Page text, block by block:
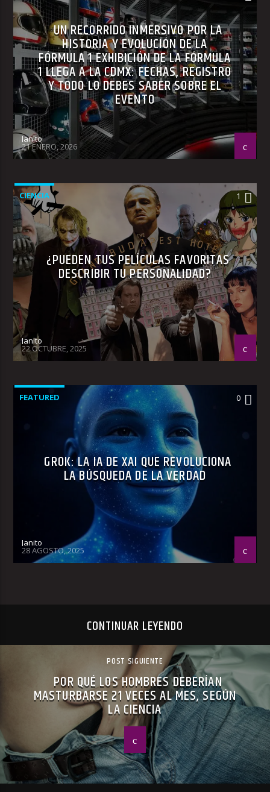
UN RECORRIDO INMERSIVO POR LA
HISTORIA Y EVOLUCIÓN DE LA
FÓRMULA 1 EXHIBICIÓN DE LA FÓRMULA
1 LLEGA A LA CDMX: FECHAS, REGISTRO
Y TODO LO DEBES SABER SOBRE EL
EVENTO
Janito
21 ENERO, 2026
CIENCIA 1
¿PUEDEN TUS PELÍCULAS FAVORITAS
DESCRIBIR TU PERSONALIDAD?
Janito
22 OCTUBRE, 2025
FEATURED 0
GROK: LA IA DE XAI QUE REVOLUCIONA
LA BÚSQUEDA DE LA VERDAD
Janito
28 AGOSTO, 2025
CONTINUAR LEYENDO
POST SIGUIENTE
POR QUÉ LOS HOMBRES DEBERÍAN
MASTURBARSE 21 VECES AL MES, SEGÚN
LA CIENCIA